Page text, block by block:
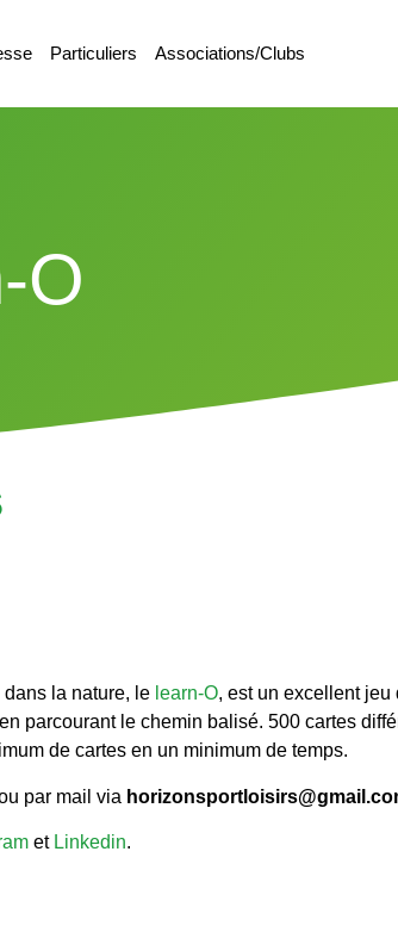
Particuliers Associations/Clubs
O
la nature, le learn-O, est un excellent jeu
parcourant le chemin balisé. 500 cartes
de cartes en un minimum de temps.
par mail via
et Linkedin.